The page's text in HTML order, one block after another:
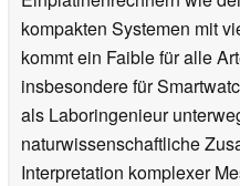
kompakten Systemen mit
kommt ein Faible für alle
insbesondere für
als Laboringenieur
naturwissenschaftliche
Interpretation komplexer